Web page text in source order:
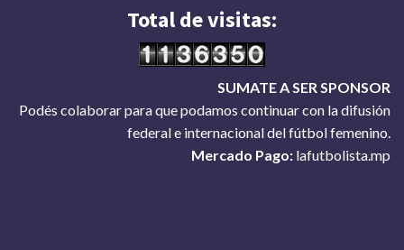
Total de visitas:
SUMATE A SER SPONSOR
Podés colaborar para que podamos continuar con la difusión
federal e internacional del fútbol femenino.
Mercado Pago: lafutbolista.mp